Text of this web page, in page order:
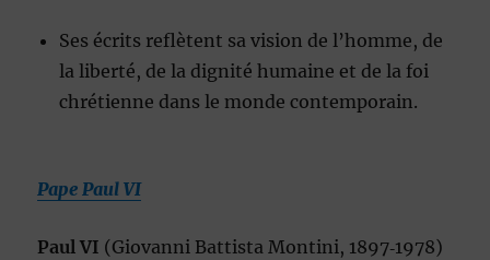
Ses écrits reflètent sa vision de l’homme, de
la liberté, de la dignité humaine et de la foi
chrétienne dans le monde contemporain.
Pape Paul VI
Paul VI (Giovanni Battista Montini, 1897‑1978)